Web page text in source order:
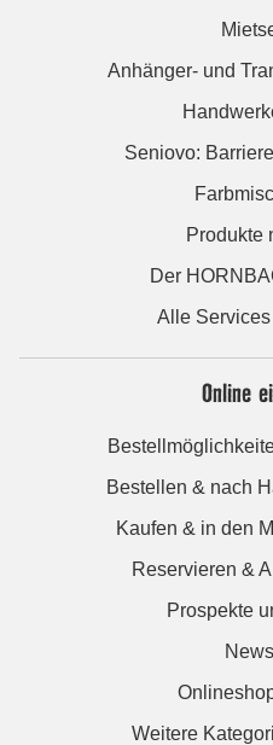
Anhänger- und
Seniovo:
Produkte
Der
Alle
Online
Bestellen & nach
Kaufen & in den
Reservieren &
Prospekte
Weitere